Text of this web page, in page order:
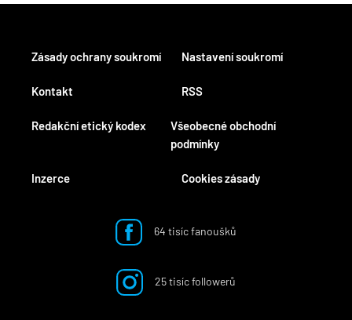
Kontakt
Redakční etický kodex
Inzerce
RSS
Všeobecné obchodní
podmínky
Cookies zásady
Zásady ochrany soukromí Nastavení soukromí
64 tisíc fanoušků
25 tisíc followerů